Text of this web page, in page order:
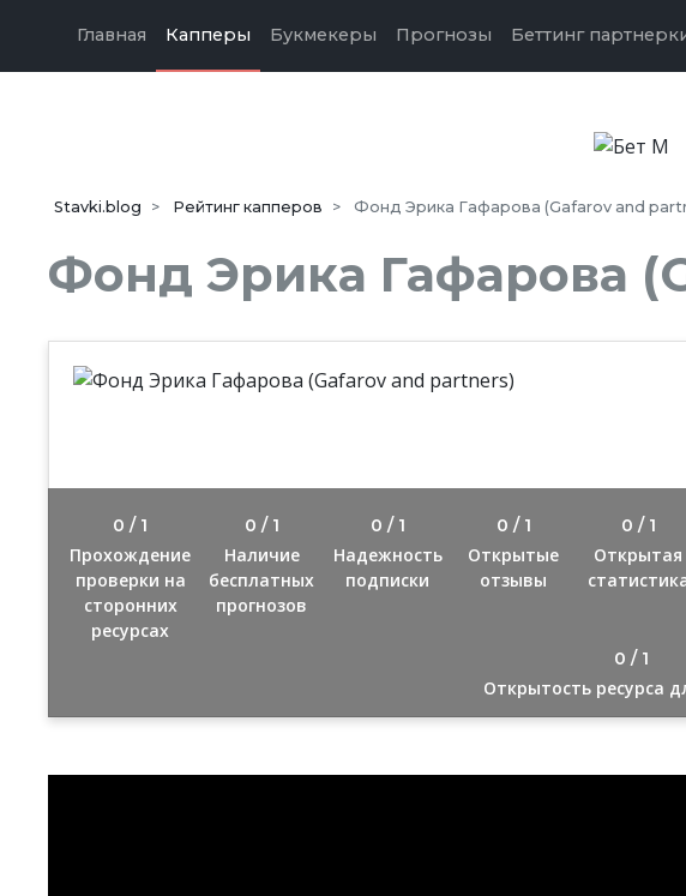
Главная Капперы Букмекеры Прогнозы Беттинг
Stavki.blog Рейтинг капперов Фонд Эрика Гафарова (Gafarov and
Фонд Эрика Гафарова
0 / 1
Прохождение
проверки на
сторонних
ресурсах
0 / 1
Наличие
бесплатных
прогнозов
0 / 1
Надежность
подписки
0 / 1
Открытые
отзывы
0 / 1
Открытая
0 / 1
Открытость ресурса